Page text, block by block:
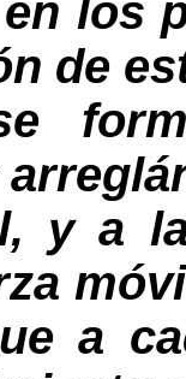
los
de
y a
a